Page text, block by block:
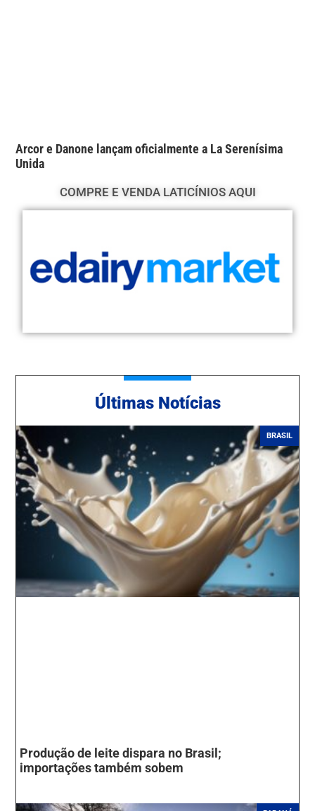
Arcor e Danone lançam oficialmente a La Serenísima
Unida
COMPRE E VENDA LATICÍNIOS AQUI
Ú ltimas Notícias
BRASIL
Produção de leite dispara no Brasil;
importações também sobem